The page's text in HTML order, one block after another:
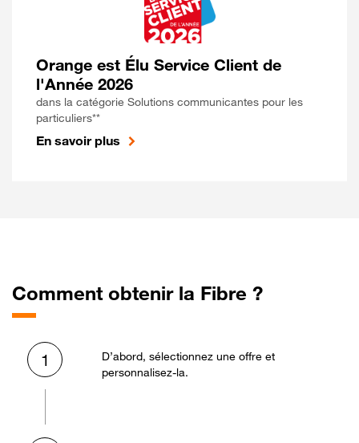
Orange est Élu Service Client de
l'Année 2026
dans la catégorie Solutions communicantes pour les
particuliers**
En savoir plus
Comment obtenir la Fibre ?
1
D’abord, sélectionnez une offre et
personnalisez-la.